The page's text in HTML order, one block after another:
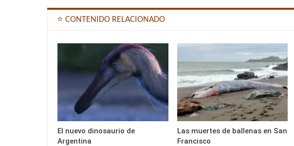
⭐ CONTENIDO RELACIONADO
El nuevo dinosaurio de
Argentina
Las muertes de ballenas en San
Francisco